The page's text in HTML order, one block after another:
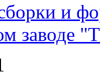
и
заводе